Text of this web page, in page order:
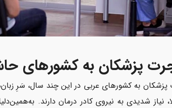
پزشکان به کشورهای
پزشکان به کشورهای عربی در این چند سال، سَرِ
نیاز شدیدی به نیروی کادر درمان دارند.